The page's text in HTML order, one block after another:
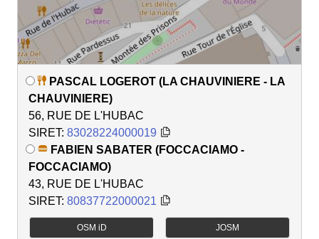
PASCAL LOGEROT (LA CHAUVINIERE - LA
CHAUVINIERE)
56, RUE DE L'HUBAC
SIRET: 83028224000019
FABIEN SABATER (FOCCACIAMO -
FOCCACIAMO)
43, RUE DE L'HUBAC
SIRET: 80837722000021
OSM iD JOSM